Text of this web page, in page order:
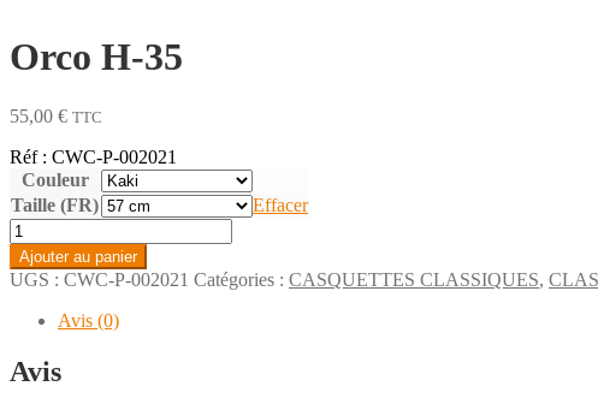
Orco H-35
55,00 € TTC
Réf : CWC-P-002021
Couleur
Taille (FR)
Effacer
quantité
de
Orco
H-
Ajouter au panier
UGS : CWC-P-002021 Catégories : CASQUETTES CLASSIQUES,
Avis (0)
Avis